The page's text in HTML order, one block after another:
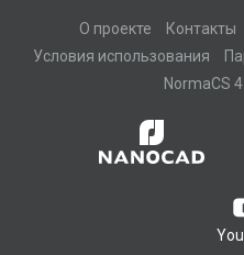
О проекте Контакты
Условия использования
NormaCS